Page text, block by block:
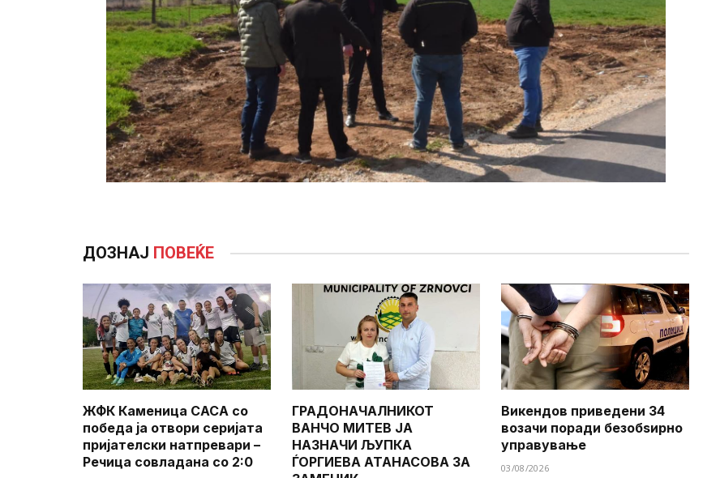
ДОЗНАЈ ПОВЕЌЕ
ЖФК Каменица САСА со
победа ја отвори серијата
пријателски натпревари –
Речица совладана со 2:0
ГРАДОНАЧАЛНИКОТ
ВАНЧО МИТЕВ ЈА
НАЗНАЧИ ЉУПКА
ЃОРГИЕВА АТАНАСОВА ЗА
Викендов приведени 34
возачи поради безобѕирно
управување
03/08/2026